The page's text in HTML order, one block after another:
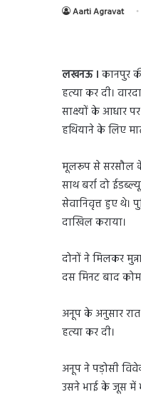
Aarti Agravat
लखनऊ । कानपुर
हत्या कर दी।
साक्ष्यों के आधार
हथियाने के लिए
मूलरूप से सरसौल के
साथ बर्रा दो
सेवानिवृत्त हुए
दाखिल कराया।
दोनों ने मिलकर
दस मिनट बाद
अनूप के अनुसार
हत्या कर दी।
अनूप ने पड़ोसी
उसने भाई के जूस में